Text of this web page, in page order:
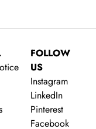
FOLLOW
US
Instagram
LinkedIn
Pinterest
Facebook